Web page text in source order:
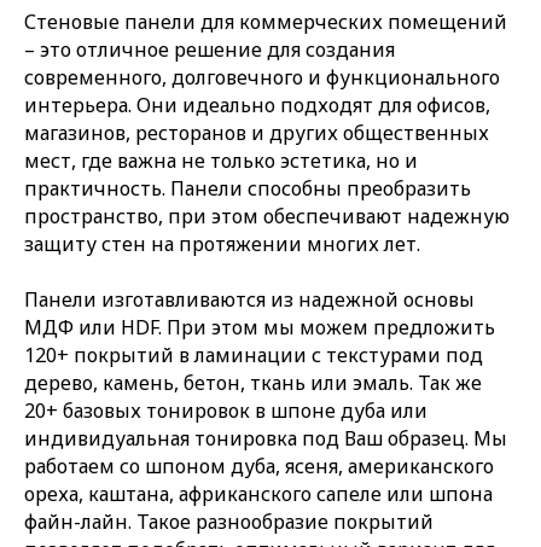
Стеновые панели для коммерческих помещений
– это отличное решение для создания
современного, долговечного и функционального
интерьера. Они идеально подходят для офисов,
магазинов, ресторанов и других общественных
мест, где важна не только эстетика, но и
практичность. Панели способны преобразить
пространство, при этом обеспечивают надежную
защиту стен на протяжении многих лет.
Панели изготавливаются из надежной основы
МДФ или HDF. При этом мы можем предложить
120+ покрытий в ламинации с текстурами под
дерево, камень, бетон, ткань или эмаль. Так же
20+ базовых тонировок в шпоне дуба или
индивидуальная тонировка под Ваш образец. Мы
работаем со шпоном дуба, ясеня, американского
ореха, каштана, африканского сапеле или шпона
файн-лайн. Такое разнообразие покрытий